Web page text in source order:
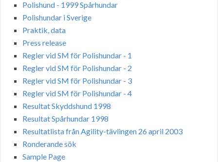
Polishund - 1999 Spårhundar
Polishundar i Sverige
Praktik, data
Press release
Regler vid SM för Polishundar - 1
Regler vid SM för Polishundar - 2
Regler vid SM för Polishundar - 3
Regler vid SM för Polishundar - 4
Resultat Skyddshund 1998
Resultat Spårhundar 1998
Resultatlista från Agility-tävlingen 26 april 2003
Ronderande sök
Sample Page